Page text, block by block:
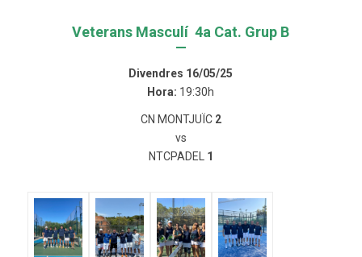
Veterans Masculí 4a Cat. Grup B
—
Divendres 16/05/25
Hora: 19:30h
CN MONTJUÏC 2
vs
NTCPADEL 1